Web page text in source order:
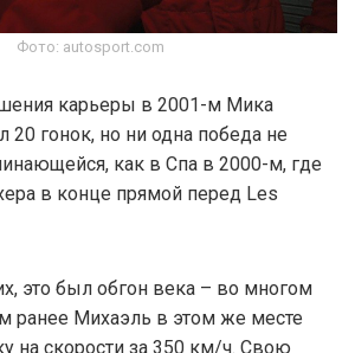
Фото: autosport.com
карьеры в 2001-м Мика
20 гонок, но ни одна победа не
как в Спа в 2000-м, где
в конце прямой перед Les
это был обгон века – во многом
ранее Михаэль в этом же месте
на скорости за 350 км/ч. Свою